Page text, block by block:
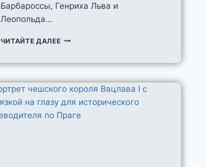
Барбароссы, Генриха Льва и
Леопольда…
ЧИТАЙТЕ ДАЛЕЕПРЖЕМЫСЛ